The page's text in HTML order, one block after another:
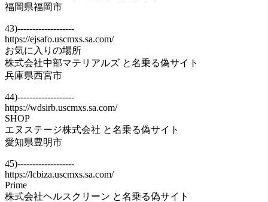
福岡県福岡市
43)-------------------
https://ejsafo.uscmxs.sa.com/
お気に入りの場所
株式会社中部マテリアルズ と名乗る偽サイト
兵庫県西宮市
44)-------------------
https://wdsirb.uscmxs.sa.com/
SHOP
エヌステージ株式会社 と名乗る偽サイト
愛知県豊明市
45)-------------------
https://lcbiza.uscmxs.sa.com/
Prime
株式会社ヘルスクリーン と名乗る偽サイト